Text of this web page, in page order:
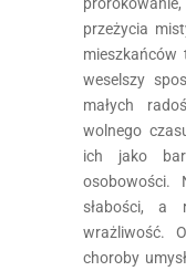
przeżycia
weselszy
małych
wolnego
ich jako
osobowości.
słabości, a
wrażliwość.
choroby